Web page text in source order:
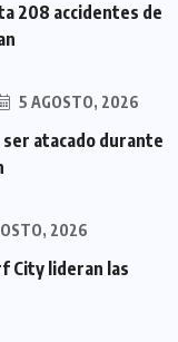
208 accidentes de
5 AGOSTO, 2026
atacado durante
2026
City lideran las